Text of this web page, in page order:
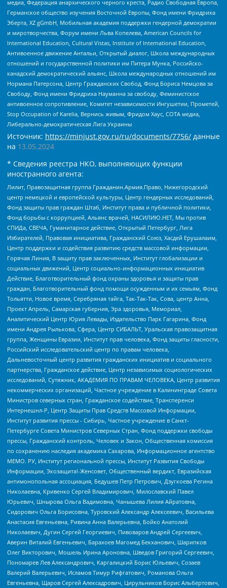
медиа, Федерация анархического черного креста, Радио Свободная Европа,
Германское общество изучения Восточной Европы, Фонд имени Фридриха
Эберта, XZ gGmbH, Мобильная академия поддержки гендерной демократии
и миротворчества, Форум имени Льва Копелева, American Councils for
International Education, Cultural Vistas, Institute of International Education,
Антивоенное движение Антальи, Открытый диалог, Школа международных
отношений и государственной политики им Питера Мунка, Российско-
канадский демократический альянс, Школа международных отношений им
Нормана Патерсона, Центр Гражданских Свобод, Фонд Бориса Немцова за
Свободу, Фонд имени Фридриха Науманна за свободу, Феминистское
антивоенное сопротивление, Комитет независимости Ингушетии, Прометей,
Stop Occupation of Karelia, Вернись живым, Фридом Хаус, СОТА медиа,
Либерально-демократическая Лига Украины
Источник: https://minjust.gov.ru/ru/documents/7756/ данные
на 13.05.2024
* Сведения реестра НКО, выполняющих функции
иностранного агента:
Лилит, Правозащитная группа Гражданин.Армия.Право, Нижегородский
центр немецкой и европейской культуры, Центр гендерных исследований,
Фонд защиты прав граждан Штаб, Институт права и публичной политики,
Фонд борьбы с коррупцией, Альянс врачей, НАСИЛИЮ.НЕТ, Мы против
СПИДа, СВЕЧА, Гуманитарное действие, Открытый Петербург, Лига
Избирателей, Правовая инициатива, Гражданский Союз, Хасдей Ерушалаим,
Центр поддержки и содействия развитию средств массовой информации,
Горячая Линия, В защиту прав заключенных, Институт глобализации и
социальных движений, Центр социально-информационных инициатив
Действие, Благотворительный фонд охраны здоровья и защиты прав
граждан, Благотворительный фонд помощи осужденным и их семьям, Фонд
Тольятти, Новое время, Серебряная тайга, Так-Так-Так, Сова, центр Анна,
Проект Апрель, Самарская губерния, Эра здоровья, Мемориал,
Аналитический Центр Юрия Левады, Издательство Парк Гагарина, Фонд
имени Андрея Рылькова, Сфера, Центр СИБАЛЬТ, Уральская правозащитная
группа, Женщины Евразии, Институт прав человека, Фонд защиты гласности,
Российский исследовательский центр по правам человека,
Дальневосточный центр развития гражданских инициатив и социального
партнерства, Гражданское действие, Центр независимых социологических
исследований, Сутяжник, АКАДЕМИЯ ПО ПРАВАМ ЧЕЛОВЕКА, Центр развития
некоммерческих организаций, Частное учреждение в Калининграде Совета
Министров северных стран, Гражданское содействие, Трансперенси
Интернешнл-Р, Центр Защиты Прав Средств Массовой Информации,
Институт развития прессы - Сибирь, Частное учреждение в Санкт-
Петербурге Совета Министров Северных Стран, Фонд поддержки свободы
прессы, Гражданский контроль, Человек и Закон, Общественная комиссия
по сохранению наследия академика Сахарова, Информационное агентство
МЕМО. РУ, Институт региональной прессы, Институт Развития Свободы
Информации, Экозащита!-Женсовет, Общественный вердикт, Евразийская
антимонопольная ассоциация, Бедушев Петр Петрович, Дзугкоева Регина
Николаевна, Кривенко Сергей Владимирович, Милославский Павел
Юрьевич, Шнырова Ольга Вадимовна, Чанышева Лилия Айратовна,
Сидорович Ольга Борисовна, Туровский Александр Алексеевич, Васильева
Анастасия Евгеньевна, Ривина Анна Валерьевна, Бойко Анатолий
Николаевич, Дугин Сергей Георгиевич, Пивоваров Андрей Сергеевич,
Аверин Виталий Евгеньевич, Барахоев Магомед Бекханович, Шарипков
Олег Викторович, Мошель Ирина Ароновна, Шведов Григорий Сергеевич,
Пономарев Лев Александрович, Каргалицкий Борис Юльевич, Созаев
Валерий Валерьевич, Исламов Тимур Рифгатович, Романова Ольга
Евгеньевна, Щаров Сергей Алексадрович, Цирульников Борис Альбертович,